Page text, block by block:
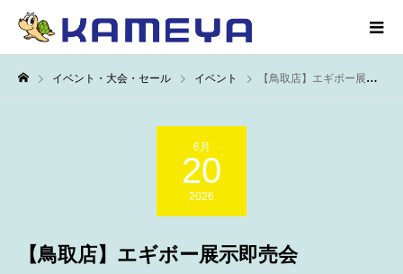
イベント・大会・セール イベント 【鳥取店】エギボー展示即売会
6月
20
2026
【鳥取店】エギボー展示即売会